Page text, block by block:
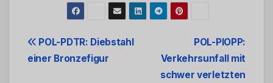
Beitrags-
Navigation
POL-PIOPP:
Verkehrsunfall mit
schwer verletzten
POL-PDTR: Diebstahl
einer Bronzefigur